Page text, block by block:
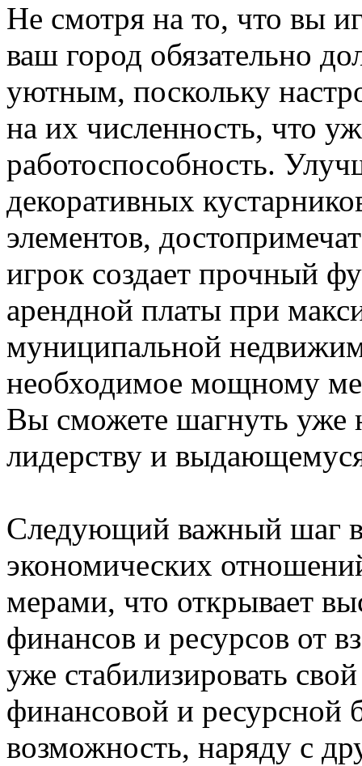
Не смотря на то, что вы
ваш город обязательно
уютным, поскольку
на их численность, что
работоспособность.
декоративных
элементов,
игрок создает прочный
арендной платы при
муниципальной
необходимое мощному
Вы сможете шагнуть уже
лидерству и
Следующий важный шаг в
экономических
мерами, что открывает
финансов и ресурсов от
уже стабилизировать
финансовой и ресурсной
возможность, наряду с